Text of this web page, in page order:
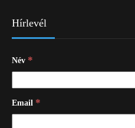
Hírlevél
Név *
Email *